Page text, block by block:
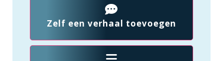
Zelf een verhaal toevoegen